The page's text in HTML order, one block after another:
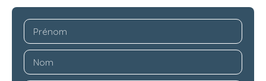
Prénom
Nom